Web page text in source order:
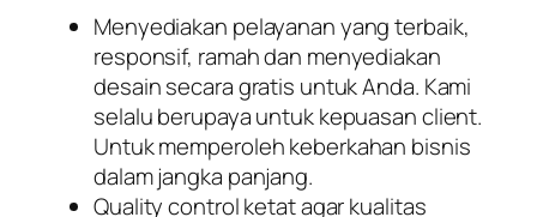
Menyediakan pelayanan yang terbaik,
responsif, ramah dan menyediakan
desain secara gratis untuk Anda. Kami
selalu berupaya untuk kepuasan client.
Untuk memperoleh keberkahan bisnis
dalam jangka panjang.
Quality control ketat agar kualitas